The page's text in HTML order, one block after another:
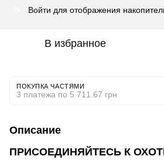
Войти для отображения
В избранное
ПОКУПКА ЧАСТЯМИ
3 платежа по 5 711.67 грн
Описание
ПРИСОЕДИНЯЙТЕСЬ К